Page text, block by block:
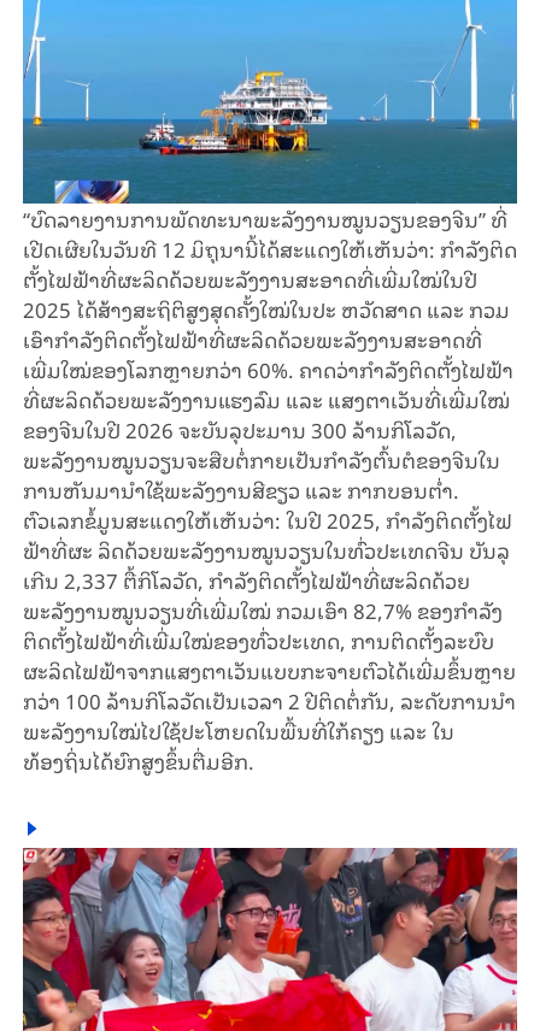
“ບົດລາຍງານການພັດທະນາພະລັງງານໝູນວຽນຂອງຈີນ” ທີ່
ເປີດເຜີຍໃນວັນທີ 12 ມິຖຸນານີ້ໄດ້ສະແດງໃຫ້ເຫັນວ່າ: ກຳລັງຕິດ
ຕັ້ງໄຟຟ້າທີ່ຜະລິດດ້ວຍພະລັງງານສະອາດທີ່ເພີ່ມໃໝ່ໃນປີ
2025 ໄດ້ສ້າງສະຖິຕິສູງສຸດຄັ້ງໃໝ່ໃນປະ ຫວັດສາດ ແລະ ກວມ
ເອົາກຳລັງຕິດຕັ້ງໄຟຟ້າທີ່ຜະລິດດ້ວຍພະລັງງານສະອາດທີ່
ເພີ່ມໃໝ່ຂອງໂລກຫຼາຍກວ່າ 60%. ຄາດວ່າກຳລັງຕິດຕັ້ງໄຟຟ້າ
ທີ່ຜະລິດດ້ວຍພະລັງງານແຮງລົມ ແລະ ແສງຕາເວັນທີ່ເພີ່ມໃໝ່
ຂອງຈີນໃນປີ 2026 ຈະບັນລຸປະມານ 300 ລ້ານກິໂລວັດ,
ພະລັງງານໝູນວຽນຈະສືບຕໍ່ກາຍເປັນກຳລັງຕົ້ນຕໍຂອງຈີນໃນ
ການຫັນມານຳໃຊ້ພະລັງງານສີຂຽວ ແລະ ກາກບອນຕ່ຳ.
ຕົວເລກຂໍ້ມູນສະແດງໃຫ້ເຫັນວ່າ: ໃນປີ 2025, ກຳລັງຕິດຕັ້ງໄຟ
ຟ້າທີ່ຜະ ລິດດ້ວຍພະລັງງານໝູນວຽນໃນທົ່ວປະເທດຈີນ ບັນລຸ
ເກີນ 2,337 ຕື້ກິໂລວັດ, ກຳລັງຕິດຕັ້ງໄຟຟ້າທີ່ຜະລິດດ້ວຍ
ພະລັງງານໝູນວຽນທີ່ເພີ່ມໃໝ່ ກວມເອົາ 82,7% ຂອງກຳລັງ
ຕິດຕັ້ງໄຟຟ້າທີ່ເພີ່ມໃໝ່ຂອງທົ່ວປະເທດ, ການຕິດຕັ້ງລະບົບ
ຜະລິດໄຟຟ້າຈາກແສງຕາເວັນແບບກະຈາຍຕົວໄດ້ເພີ່ມຂຶ້ນຫຼາຍ
ກວ່າ 100 ລ້ານກິໂລວັດເປັນເວລາ 2 ປີຕິດຕໍ່ກັນ, ລະດັບການນຳ
ພະລັງງານໃໝ່ໄປໃຊ້ປະໂຫຍດໃນພື້ນທີ່ໃກ້ຄຽງ ແລະ ໃນ
ທ້ອງຖິ່ນໄດ້ຍົກສູງຂຶ້ນຕື່ມອີກ.